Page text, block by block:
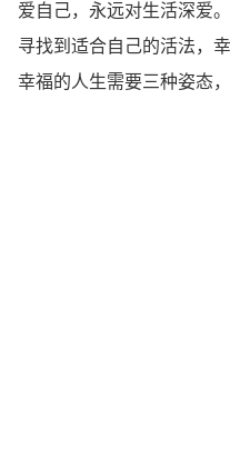
爱自己，永远对生活深爱。
寻找到适合自己的活法，
幸福的人生需要三种姿态